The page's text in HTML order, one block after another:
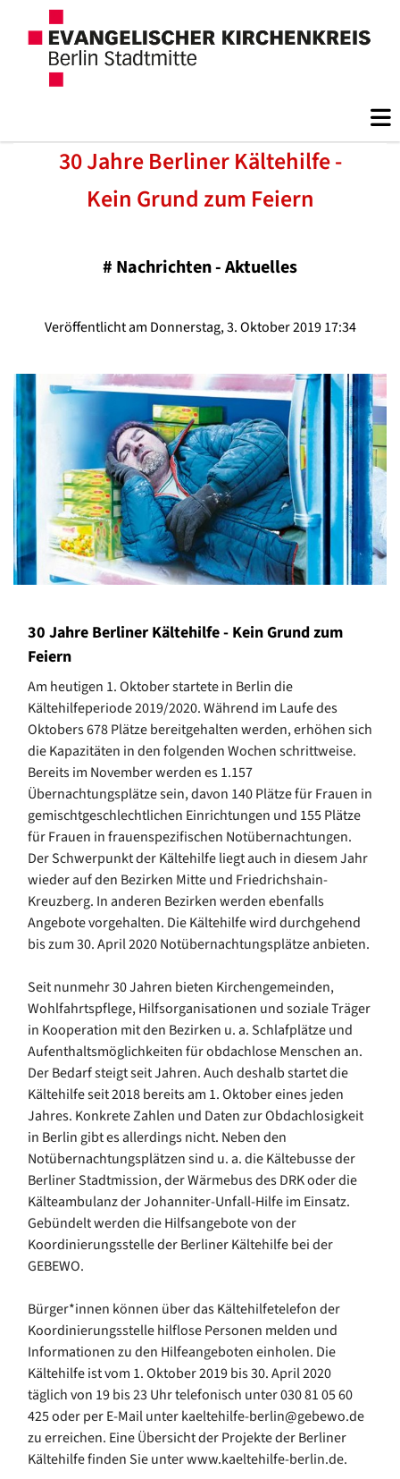
30 Jahre Berliner Kältehilfe -
Kein Grund zum Feiern
# Nachrichten - Aktuelles
Veröffentlicht am Donnerstag, 3. Oktober 2019 17:34
30 Jahre Berliner Kältehilfe - Kein Grund zum
Feiern
Am heutigen 1. Oktober startete in Berlin die
Kältehilfeperiode 2019/2020. Während im Laufe des
Oktobers 678 Plätze bereitgehalten werden, erhöhen sich
die Kapazitäten in den folgenden Wochen schrittweise.
Bereits im November werden es 1.157
Übernachtungsplätze sein, davon 140 Plätze für Frauen in
gemischtgeschlechtlichen Einrichtungen und 155 Plätze
für Frauen in frauenspezifischen Notübernachtungen.
Der Schwerpunkt der Kältehilfe liegt auch in diesem Jahr
wieder auf den Bezirken Mitte und Friedrichshain-
Kreuzberg. In anderen Bezirken werden ebenfalls
Angebote vorgehalten. Die Kältehilfe wird durchgehend
bis zum 30. April 2020 Notübernachtungsplätze anbieten.
Seit nunmehr 30 Jahren bieten Kirchengemeinden,
Wohlfahrtspflege, Hilfsorganisationen und soziale Träger
in Kooperation mit den Bezirken u. a. Schlafplätze und
Aufenthaltsmöglichkeiten für obdachlose Menschen an.
Der Bedarf steigt seit Jahren. Auch deshalb startet die
Kältehilfe seit 2018 bereits am 1. Oktober eines jeden
Jahres. Konkrete Zahlen und Daten zur Obdachlosigkeit
in Berlin gibt es allerdings nicht. Neben den
Notübernachtungsplätzen sind u. a. die Kältebusse der
Berliner Stadtmission, der Wärmebus des DRK oder die
Kälteambulanz der Johanniter-Unfall-Hilfe im Einsatz.
Gebündelt werden die Hilfsangebote von der
Koordinierungsstelle der Berliner Kältehilfe bei der
GEBEWO.
Bürger*innen können über das Kältehilfetelefon der
Koordinierungsstelle hilflose Personen melden und
Informationen zu den Hilfeangeboten einholen. Die
Kältehilfe ist vom 1. Oktober 2019 bis 30. April 2020
täglich von 19 bis 23 Uhr telefonisch unter 030 81 05 60
425 oder per E-Mail unter kaeltehilfe-berlin@gebewo.de
zu erreichen. Eine Übersicht der Projekte der Berliner
Kältehilfe finden Sie unter www.kaeltehilfe-berlin.de.